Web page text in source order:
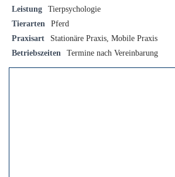
Leistung
Tierpsychologie
Tierarten
Pferd
Praxisart
Stationäre Praxis, Mobile Praxis
Betriebszeiten
Termine nach Vereinbarung